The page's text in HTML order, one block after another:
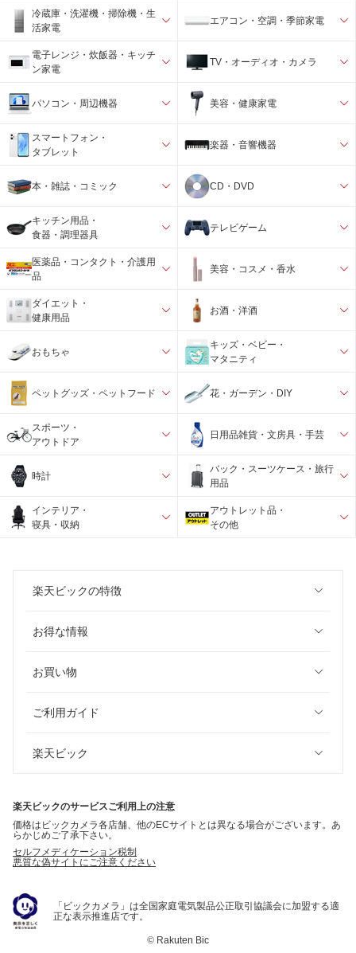
冷蔵庫・洗濯機・掃除機・生
活家電
エアコン・空調・季節家電
電子レンジ・炊飯器・キッチ
ン家電
TV・オーディオ・カメラ
パソコン・周辺機器 美容・健康家電
スマートフォン・
タブレット
楽器・音響機器
本・雑誌・コミック CD・DVD
キッチン用品・
食器・調理器具
テレビゲーム
医薬品・コンタクト・介護用
品
美容・コスメ・香水
ダイエット・
健康用品
お酒・洋酒
おもちゃ
キッズ・ベビー・
マタニティ
ペットグッズ・ペットフード 花・ガーデン・DIY
スポーツ・
アウトドア
日用品雑貨・文房具・手芸
時計
バック・スーツケース・旅行
用品
インテリア・
寝具・収納
アウトレット品・
その他
楽天ビックの特徴
お得な情報
お買い物
ご利用ガイド
楽天ビック
楽天ビックのサービスご利用上の注意
価格はビックカメラ各店舗、他のECサイトとは異なる場合がございます。あ
らかじめご了承下さい。
セルフメディケーション税制
悪質な偽サイトにご注意ください
「ビックカメラ」は全国家庭電気製品公正取引協議会に加盟する適
正な表示推進店です。
© Rakuten Bic